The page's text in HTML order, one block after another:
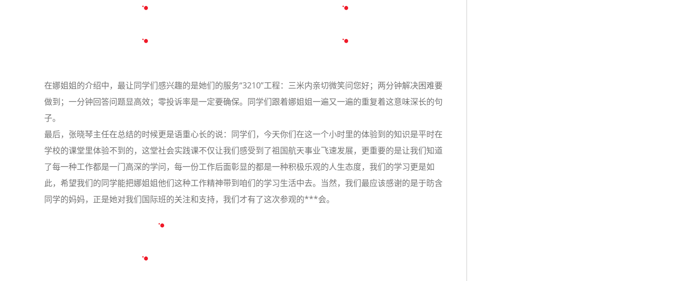
在带领同学们参观了整个候***大厅后，娜姐姐带同学们来到了2楼的，面对远处正在施工的工地，娜姐姐高兴的